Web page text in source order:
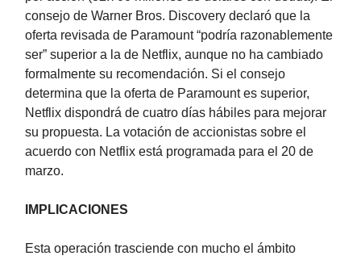
consejo de Warner Bros. Discovery declaró que la
oferta revisada de Paramount “podría razonablemente
ser” superior a la de Netflix, aunque no ha cambiado
formalmente su recomendación. Si el consejo
determina que la oferta de Paramount es superior,
Netflix dispondrá de cuatro días hábiles para mejorar
su propuesta. La votación de accionistas sobre el
acuerdo con Netflix está programada para el 20 de
marzo.
IMPLICACIONES
Esta operación trasciende con mucho el ámbito